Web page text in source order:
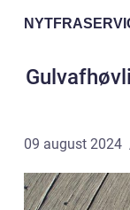
09 august 2024